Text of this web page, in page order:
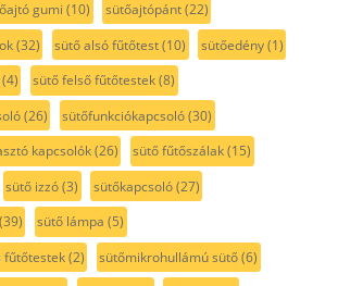
gumi (10) sütőajtópánt(22)
(32) sütő alsó fűtőtest(10) sütőedény(1)
(4) sütő felső fűtőtestek(8)
(26) sütőfunkciókapcsoló(30)
kapcsolók(26) sütő fűtőszálak(15)
sütő izzó(3) sütőkapcsoló(27)
sütő lámpa (5)
fűtőtestek(2) sütőmikrohullámú sütő(6)